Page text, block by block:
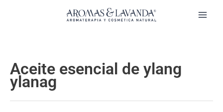
Aceite esencial de ylang
ylanag